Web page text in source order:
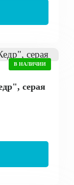
В НАЛИЧИИ
серая